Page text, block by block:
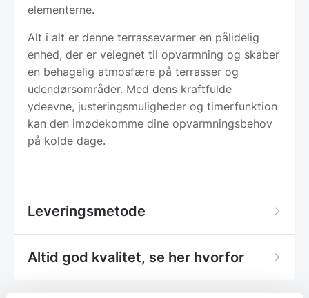
elementerne.
Alt i alt er denne terrassevarmer en pålidelig
enhed, der er velegnet til opvarmning og skaber
en behagelig atmosfære på terrasser og
udendørsområder. Med dens kraftfulde
ydeevne, justeringsmuligheder og timerfunktion
kan den imødekomme dine opvarmningsbehov
på kolde dage.
Leveringsmetode
Altid god kvalitet, se her hvorfor